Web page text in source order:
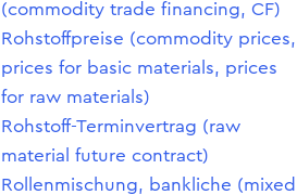
(commodity trade financing, CF)
Rohstoffpreise (commodity prices,
prices for basic materials, prices
for raw materials)
Rohstoff-Terminvertrag (raw
material future contract)
Rollenmischung, bankliche (mixed